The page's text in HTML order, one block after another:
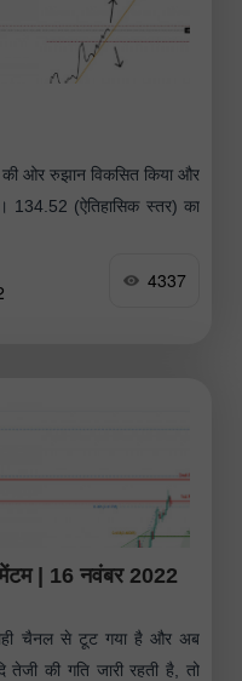
ओर रुझान विकसित किया और
134.52 (ऐतिहासिक स्तर) का
4337
| 16 नवंबर 2022
चैनल से टूट गया है और अब
की गति जारी रहती है, तो